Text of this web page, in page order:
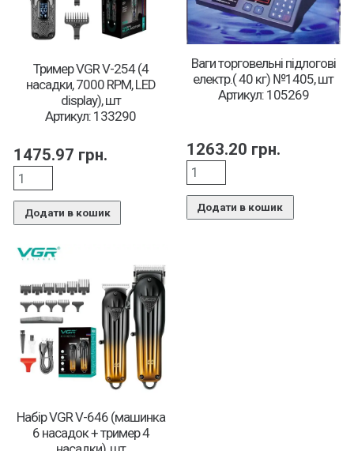
Тример VGR V-254 (4
насадки, 7000 RPM, LED
display), шт
Артикул: 133290
1475.97 грн.
Додати в кошик
Ваги торговельні підлогові
електр.( 40 кг) №1405, шт
Артикул: 105269
1263.20 грн.
Додати в кошик
Набір VGR V-646 (машинка
6 насадок + тример 4